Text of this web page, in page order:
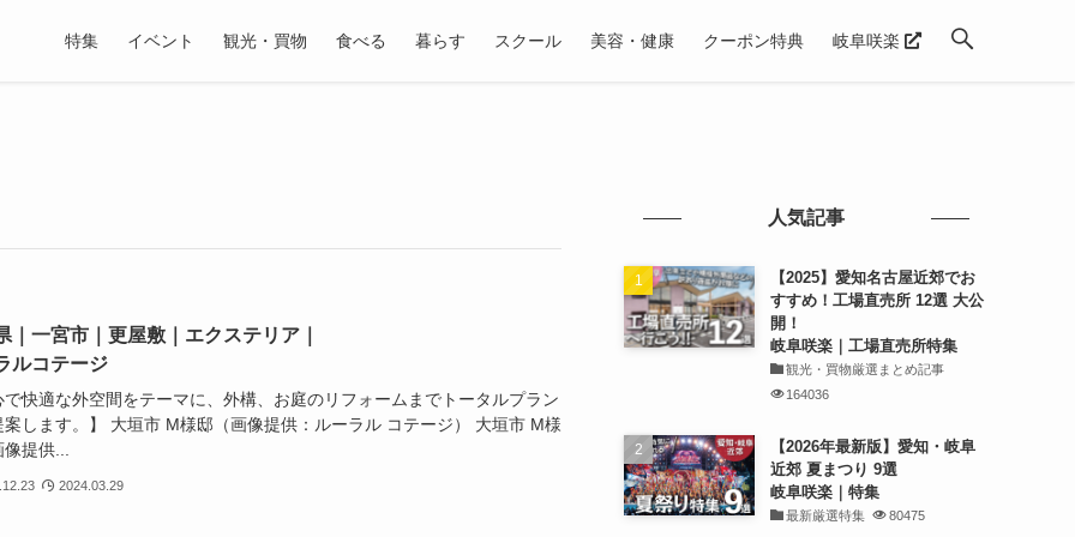
特集 イベント 観光・買物 食べる 暮らす スクール 美容・健康 クーポン特典 岐阜咲楽
｜一宮市｜更屋敷｜エクステリア｜
ルコテージ
で快適な外空間をテーマに、外構、お庭のリフォームまでトータルプラン
案します。】 大垣市 M様邸（画像提供：ルーラル コテージ） 大垣市 M様
像提供...
2024.03.29
人気記事
【2025】愛知名古屋近郊でお
すすめ！工場直売所 12選 大公
開！
岐阜咲楽｜工場直売所特集
観光・買物厳選まとめ記事
164036
【2026年最新版】愛知・岐阜
近郊 夏まつり 9選
岐阜咲楽｜特集
最新厳選特集 80475